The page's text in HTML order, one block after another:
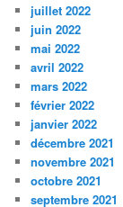
juillet 2022
juin 2022
mai 2022
avril 2022
mars 2022
février 2022
janvier 2022
décembre 2021
novembre 2021
octobre 2021
septembre 2021